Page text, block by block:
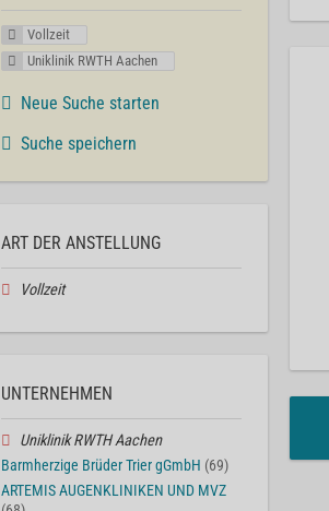
Vollzeit
Uniklinik RWTH Aachen
Neue Suche starten
Suche speichern
ART DER ANSTELLUNG
Vollzeit
UNTERNEHMEN
Uniklinik RWTH Aachen
Barmherzige Brüder Trier gGmbH (69)
ARTEMIS AUGENKLINIKEN UND MVZ